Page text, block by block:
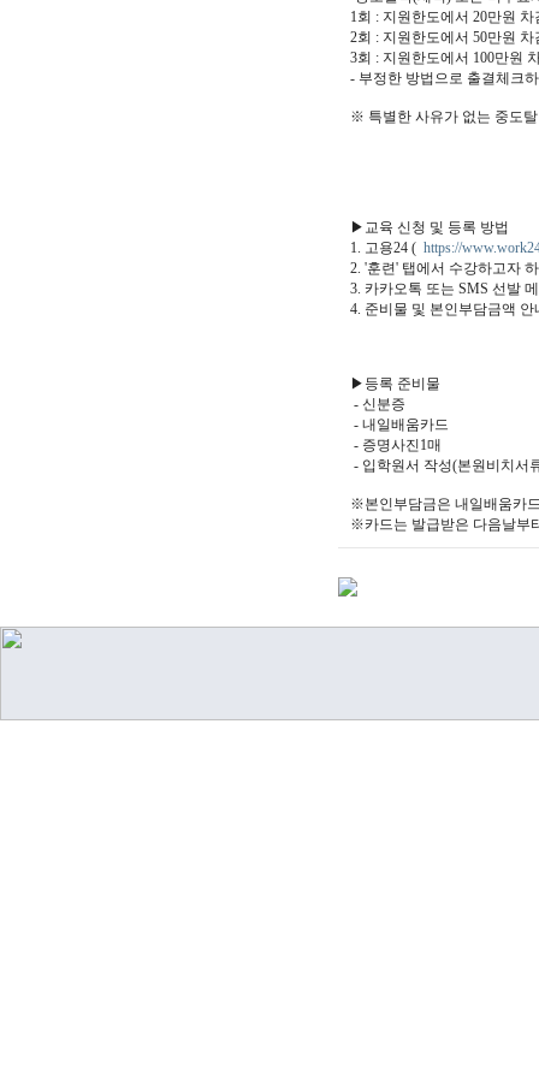
1회 : 지원한도에서 20만원 차
2회 : 지원한도에서 50만원 차
3회 : 지원한도에서 100만원
- 부정한 방법으로 출결체크
※ 특별한 사유가 없는 중도
▶교육 신청 및 등록 방법
1. 고용24 ( https://
2. '훈련' 탭에서 수강하고자
3. 카카오톡 또는 SMS 선발
4. 준비물 및 본인부담금액
▶등록 준비물
- 신분증
- 내일배움카드
- 증명사진1매
- 입학원서 작성(본원비치서
※본인부담금은 내일배움카
※카드는 발급받은 다음날부